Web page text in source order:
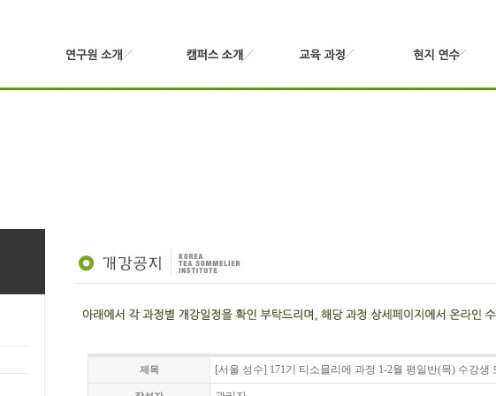
제목 [서울 성수] 171기 티소믈리에 과정 1-2월 평일반(목) 수강생